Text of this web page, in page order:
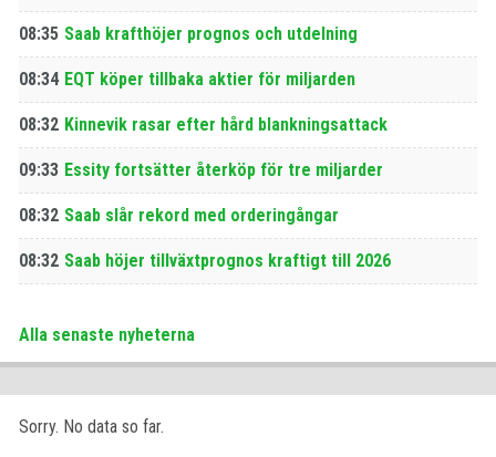
08:35 Saab krafthöjer prognos och utdelning
08:34 EQT köper tillbaka aktier för miljarden
08:32 Kinnevik rasar efter hård blankningsattack
09:33 Essity fortsätter återköp för tre miljarder
08:32 Saab slår rekord med orderingångar
08:32 Saab höjer tillväxtprognos kraftigt till 2026
Alla senaste nyheterna
Sorry. No data so far.